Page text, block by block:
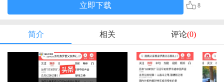
立即下载 8
简介 相关 评论(0)